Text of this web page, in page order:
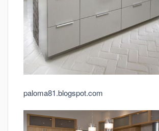
paloma81.blogspot.com